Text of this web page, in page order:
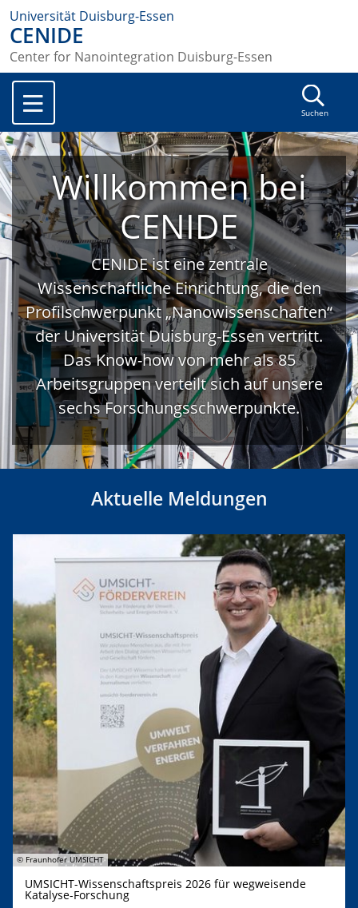
Universität Duisburg-Essen
CENIDE
Center for Nanointegration Duisburg-Essen
Suchen
Willkommen bei
CENIDE
CENIDE ist eine zentrale
Wissenschaftliche Einrichtung, die den
Profilschwerpunkt „Nanowissenschaften“
der Universität Duisburg-Essen vertritt.
Das Know-how von mehr als 85
Arbeitsgruppen verteilt sich auf unsere
sechs Forschungsschwerpunkte.
Aktuelle Meldungen
© Fraunhofer UMSICHT
UMSICHT-Wissenschaftspreis 2026 für wegweisende
Katalyse-Forschung